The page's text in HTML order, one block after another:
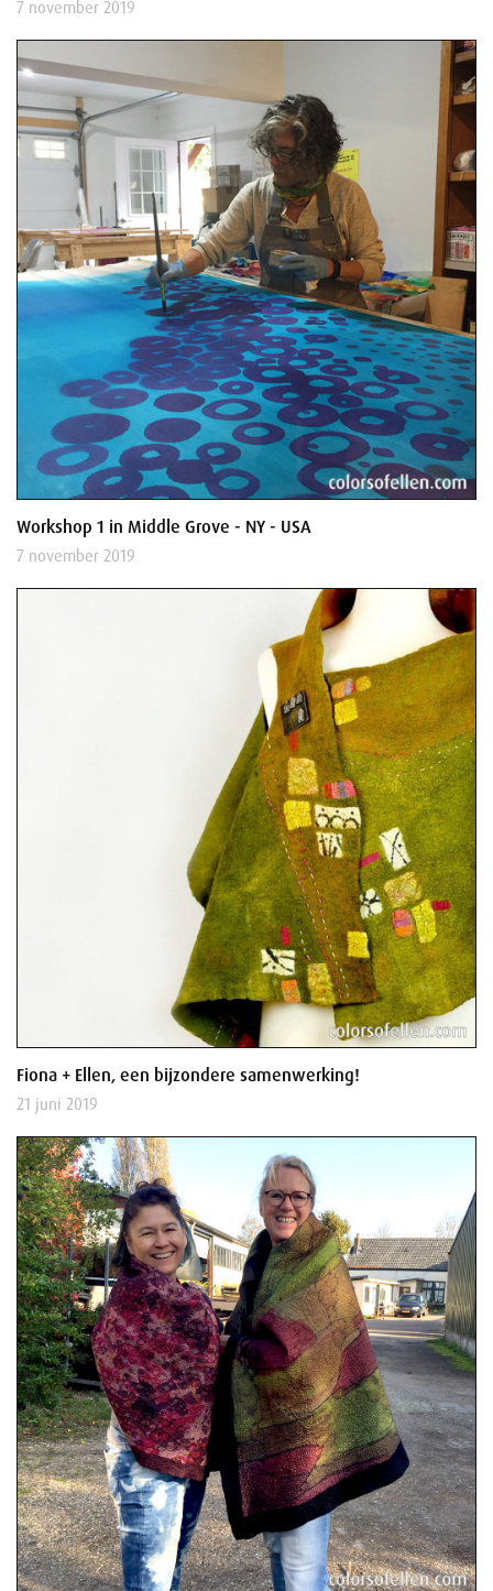
7 november 2019
Workshop 1 in Middle Grove - NY - USA
7 november 2019
Fiona + Ellen, een bijzondere samenwerking!
21 juni 2019